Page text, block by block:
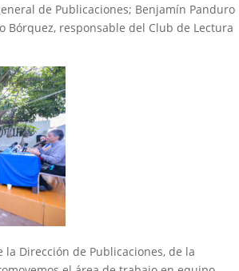
de Publicaciones; Benjamín Panduro
Bórquez, responsable del Club de Lectura
Dirección de Publicaciones, de la